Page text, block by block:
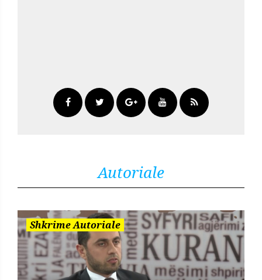
Autoriale
Shkrime Autoriale